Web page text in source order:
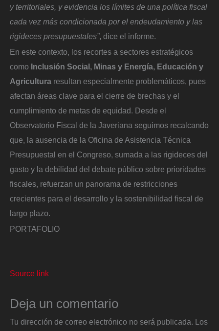
y territoriales, y evidencia los límites de una política fiscal
cada vez más condicionada por el endeudamiento y las
rigideces presupuestales”, dice el informe.
En este contexto, los recortes a sectores estratégicos
como Inclusión Social, Minas y Energía, Educación y
Agricultura resultan especialmente problemáticos, pues
afectan áreas clave para el cierre de brechas y el
cumplimiento de metas de equidad. Desde el
Observatorio Fiscal de la Javeriana seguimos recalcando
que, la ausencia de la Oficina de Asistencia Técnica
Presupuestal en el Congreso, sumada a las rigideces del
gasto y la debilidad del debate público sobre prioridades
fiscales, refuerzan un panorama de restricciones
crecientes para el desarrollo y la sostenibilidad fiscal de
largo plazo.
PORTAFOLIO
Source link
Deja un comentario
Tu dirección de correo electrónico no será publicada. Los